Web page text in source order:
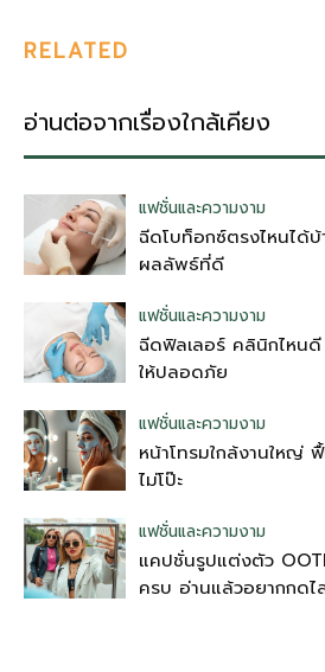
RELATED
อ่านต่อจากเรื่องใกล้เคียง
แฟชั่นและความงาม
ฉีดโบท็อกซ์ตรงไหนได้บ้
ผลลัพธ์ที่ดี
แฟชั่นและความงาม
ฉีดฟิลเลอร์ คลินิกไหน
ให้ปลอดภัย
แฟชั่นและความงาม
หน้าโทรมใกล้งานใหญ่
ไม่โป๊ะ
แฟชั่นและความงาม
แคปชั่นรูปแต่งตัว
ครบ อ่านแล้วอยากกดไ